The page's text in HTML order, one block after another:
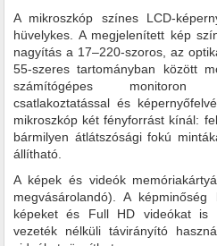
A mikroszkóp színes LCD-
hüvelykes. A megjelenített kép
nagyítás a 17–220-szoros, az
55-szeres tartományban között
számítógépes monitoron
csatlakoztatással és
mikroszkóp két fényforrást kínál:
bármilyen átlátszósági fokú
állítható.
A képek és videók
megvásárolandó). A
képeket és Full HD videókat is
vezeték nélküli távirányító